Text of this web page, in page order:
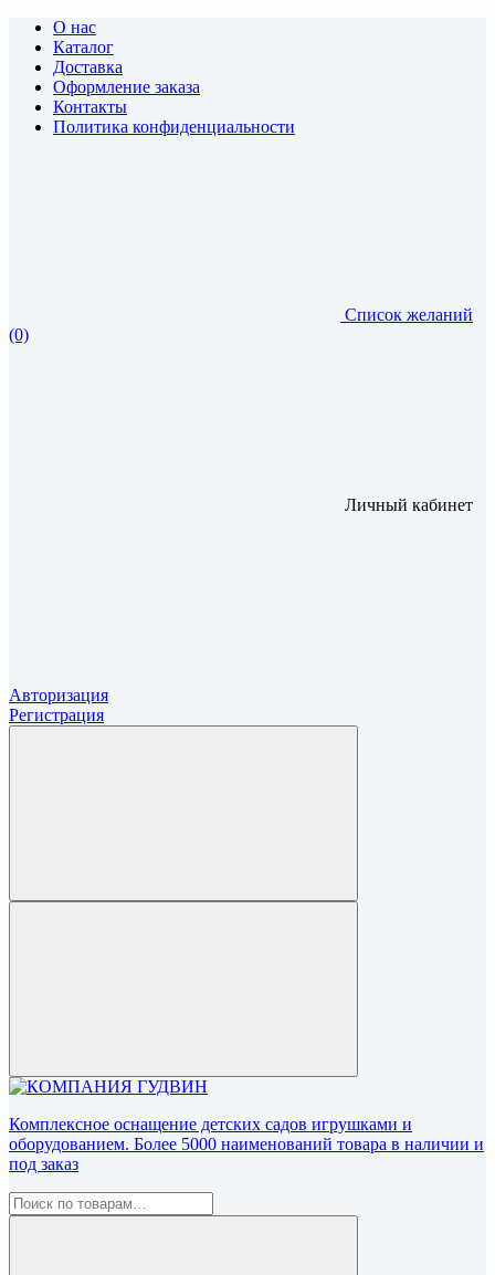
О нас
Каталог
Доставка
Оформление заказа
Контакты
Политика конфиденциальности
Список желаний
(0)
Личный кабинет
Авторизация
Регистрация
Комплексное оснащение детских садов игрушками и
оборудованием. Более 5000 наименований товара в наличии и
под заказ